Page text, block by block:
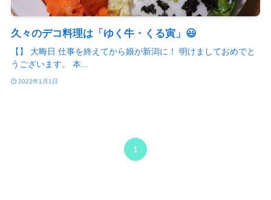
久々のデコ料理は「ゆく牛・くる寅」😃
【】 大晦日 仕事を終えてから娘が新潟に！ 明けましておめでと
うございます。 本...
2022年1月1日
1